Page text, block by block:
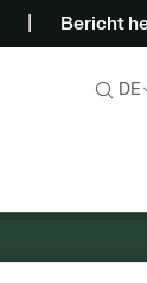
Bericht
DE